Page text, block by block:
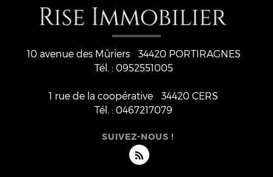
10 avenue des Mûriers 34420 PORTIRAGNES
Tél. : 0952551005
1 rue de la coopérative
34420 CERS
Tél. : 0467217079
SUIVEZ-NOUS !